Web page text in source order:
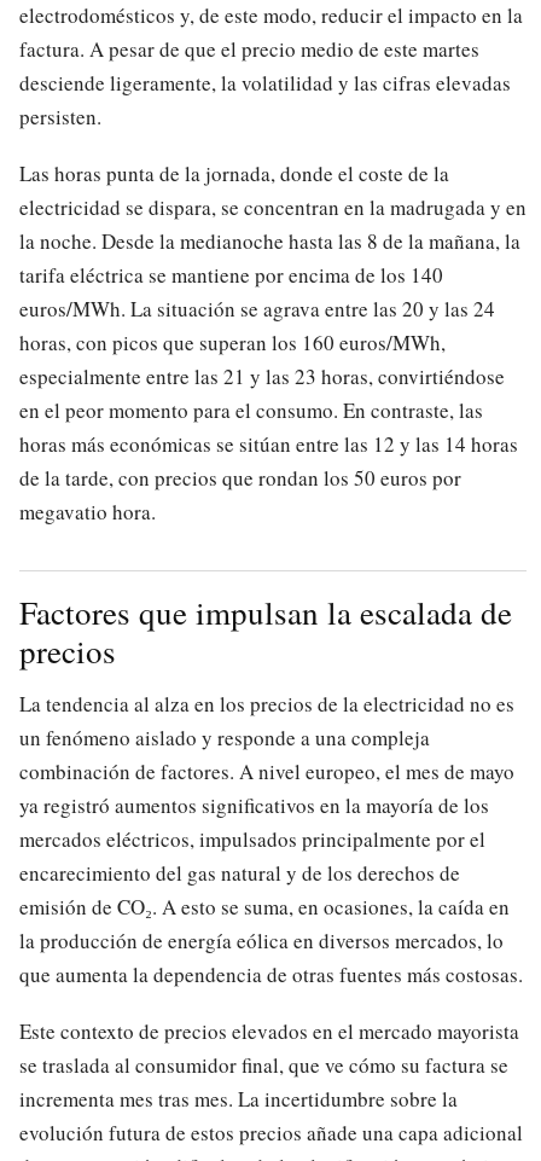
electrodomésticos y, de este modo, reducir el impacto en la
factura. A pesar de que el precio medio de este martes
desciende ligeramente, la volatilidad y las cifras elevadas
persisten.
Las horas punta de la jornada, donde el coste de la
electricidad se dispara, se concentran en la madrugada y en
la noche. Desde la medianoche hasta las 8 de la mañana, la
tarifa eléctrica se mantiene por encima de los 140
euros/MWh. La situación se agrava entre las 20 y las 24
horas, con picos que superan los 160 euros/MWh,
especialmente entre las 21 y las 23 horas, convirtiéndose
en el peor momento para el consumo. En contraste, las
horas más económicas se sitúan entre las 12 y las 14 horas
de la tarde, con precios que rondan los 50 euros por
megavatio hora.
Factores que impulsan la escalada de
precios
La tendencia al alza en los precios de la electricidad no es
un fenómeno aislado y responde a una compleja
combinación de factores. A nivel europeo, el mes de mayo
ya registró aumentos significativos en la mayoría de los
mercados eléctricos, impulsados principalmente por el
encarecimiento del gas natural y de los derechos de
emisión de CO₂. A esto se suma, en ocasiones, la caída en
la producción de energía eólica en diversos mercados, lo
que aumenta la dependencia de otras fuentes más costosas.
Este contexto de precios elevados en el mercado mayorista
se traslada al consumidor final, que ve cómo su factura se
incrementa mes tras mes. La incertidumbre sobre la
evolución futura de estos precios añade una capa adicional